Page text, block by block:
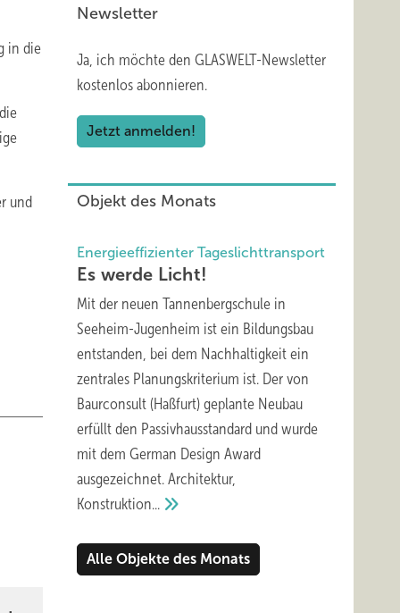
in die
und
Newsletter
Ja, ich möchte den GLASWELT-Newsletter
kostenlos abonnieren.
Jetzt anmelden!
Objekt des Monats
Energieeffizienter Tageslichttransport
Es werde Licht!
Mit der neuen Tannenbergschule in
Seeheim-Jugenheim ist ein Bildungsbau
entstanden, bei dem Nachhaltigkeit ein
zentrales Planungskriterium ist. Der von
Baurconsult (Haßfurt) geplante Neubau
erfüllt den Passivhausstandard und wurde
mit dem German Design Award
ausgezeichnet. Architektur,
Konstruktion...
Alle Objekte des Monats